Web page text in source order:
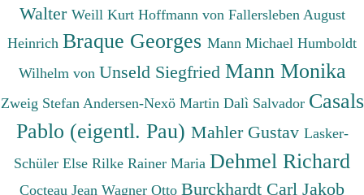
Walter Weill Kurt Hoffmann von Fallersleben August
Heinrich Braque Georges Mann Michael Humboldt
Wilhelm von Unseld Siegfried Mann Monika
Zweig Stefan Andersen-Nexö Martin Dalì Salvador Casals
Pablo (eigentl. Pau) Mahler Gustav Lasker-
Schüler Else Rilke Rainer Maria Dehmel Richard
Cocteau Jean Wagner Otto Burckhardt Carl Jakob